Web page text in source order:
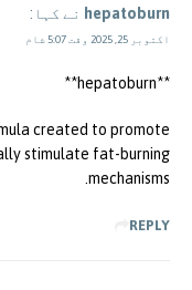
hepatoburn نے کہا:
اکتوبر 25, 2025 وقت 5:07 شام
**hepatoburn**
created to promote
stimulate fat-burning
mechanisms.
REPLY